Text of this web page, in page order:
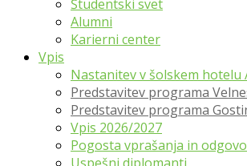
Študentski svet
Alumni
Karierni center
Vpis
Nastanitev v šolskem hotelu
Predstavitev programa
Predstavitev programa
Vpis 2026/2027
Pogosta vprašanja in